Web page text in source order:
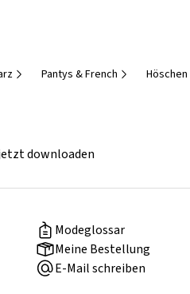
Pantys & French
downloaden
Modeglossar
Meine Bestellung
E-Mail schreiben